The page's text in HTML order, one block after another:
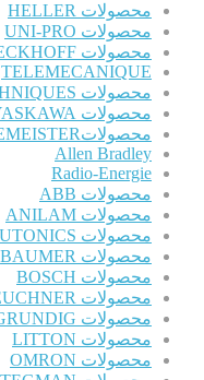
محصولات HELLER
محصولات UNI-PRO
محصولات BECKHOFF
TELEMECANIQUE
محصولات CONTROL TECHNIQUES
محصولات YASKAWA
محصولاتGILDEMEISTER
Allen Bradley
Radio-Energie
محصولات ABB
محصولات ANILAM
محصولات AUTONICS
محصولات BAUMER
محصولات BOSCH
محصولات EUCHNER
محصولات GRUNDIG
محصولات LITTON
محصولات OMRON